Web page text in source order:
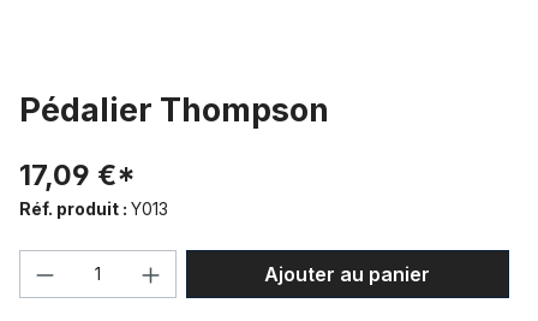
Pédalier Thompson
17,09 €*
Réf. produit : Y013
Quantité de produit : Entrez la
Ajouter au panier